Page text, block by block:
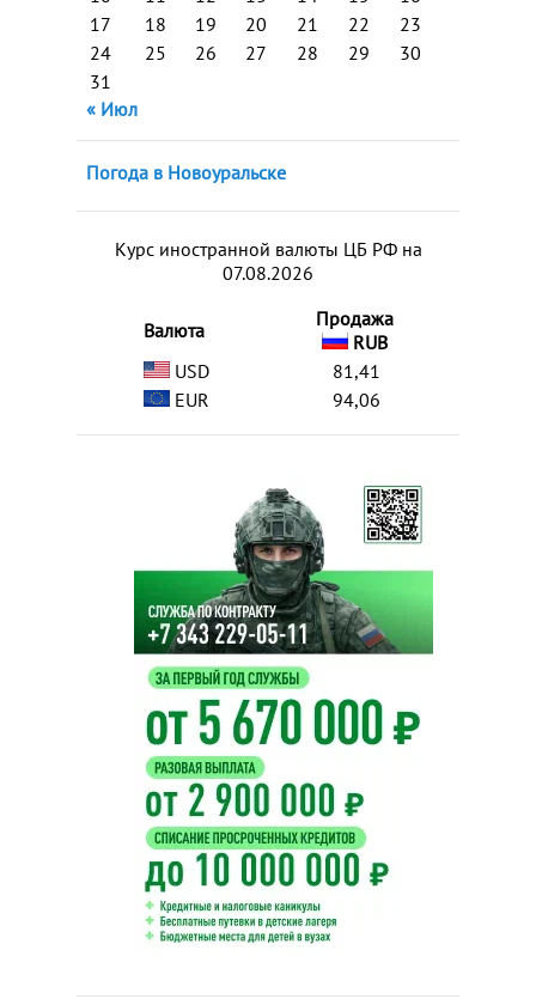
17
18 19 20 21 22
23
24
25 26 27 28 29
30
31
« Июл
Погода в Новоуральске
Курс иностранной валюты ЦБ РФ на
07.08.2026
Валюта
Продажа
RUB
USD
81,41
EUR
94,06